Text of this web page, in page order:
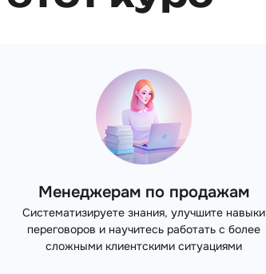
Менеджерам по продажам
Систематизируете знания, улучшите навыки
переговоров и научитесь работать с более
сложными клиентскими ситуациями